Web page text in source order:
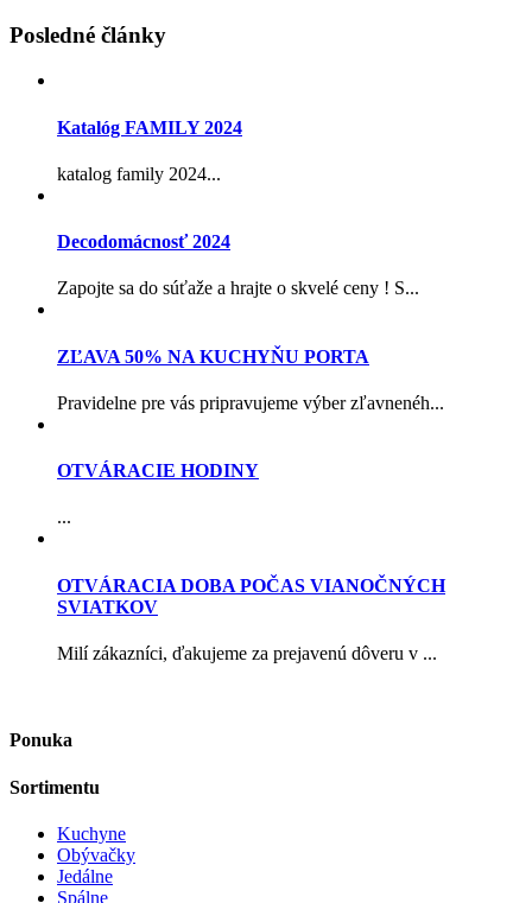
Posledné články
Katalóg FAMILY 2024
katalog family 2024...
Decodomácnosť 2024
Zapojte sa do súťaže a hrajte o skvelé ceny ! S...
ZĽAVA 50% NA KUCHYŇU PORTA
Pravidelne pre vás pripravujeme výber zľavnenéh...
OTVÁRACIE HODINY
...
OTVÁRACIA DOBA POČAS VIANOČNÝCH
SVIATKOV
Milí zákazníci, ďakujeme za prejavenú dôveru v ...
Ponuka
Sortimentu
Kuchyne
Obývačky
Jedálne
Spálne